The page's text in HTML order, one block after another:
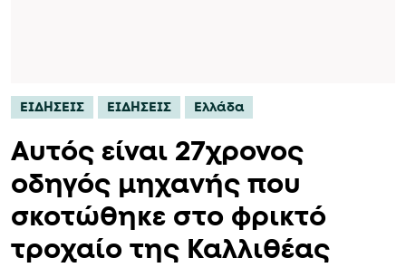
ΕΙΔΗΣΕΙΣ ΕΙΔΗΣΕΙΣ Ελλάδα
Αυτός είναι 27χρονος
οδηγός μηχανής που
σκοτώθηκε στο φρικτό
τροχαίο της Καλλιθέας